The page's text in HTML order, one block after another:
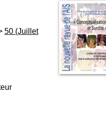
95, Bd Pinel
69678 Bron Cedex
Horaires
Lundi au Vendredi
9h00-12h00 13h30-16h00
Contact
+33(0)4 37 91 54 65
+33(0)4 37 91 54 37
50 (Juillet